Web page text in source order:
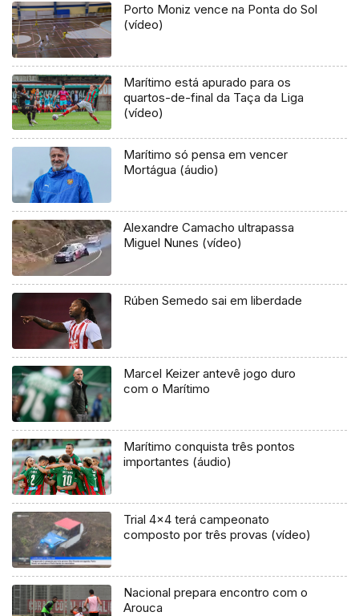
Porto Moniz vence na Ponta do Sol
(vídeo)
Marítimo está apurado para os
quartos-de-final da Taça da Liga
(vídeo)
Marítimo só pensa em vencer
Mortágua (áudio)
Alexandre Camacho ultrapassa
Miguel Nunes (vídeo)
Rúben Semedo sai em liberdade
Marcel Keizer antevê jogo duro
com o Marítimo
Marítimo conquista três pontos
importantes (áudio)
Trial 4×4 terá campeonato
composto por três provas (vídeo)
Nacional prepara encontro com o
Arouca